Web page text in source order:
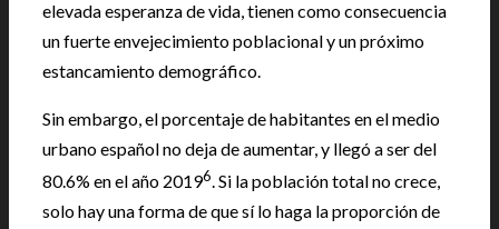
elevada esperanza de vida, tienen como consecuencia
un fuerte envejecimiento poblacional y un próximo
estancamiento demográfico.
Sin embargo, el porcentaje de habitantes en el medio
urbano español no deja de aumentar, y llegó a ser del
80.6% en el año 20196. Si la población total no crece,
solo hay una forma de que sí lo haga la proporción de